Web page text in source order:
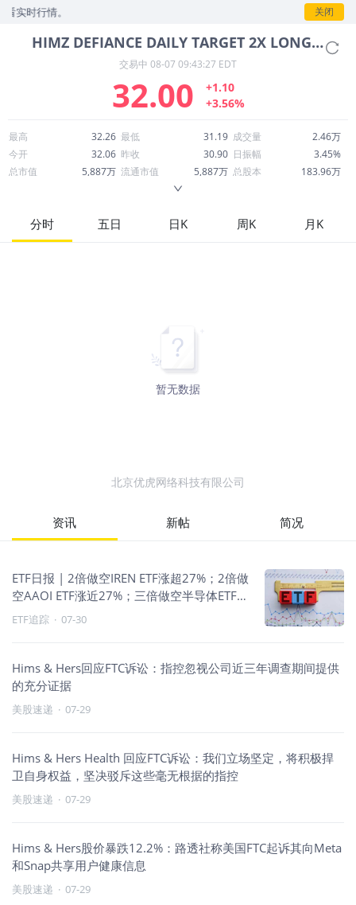
行情。 关闭
HIMZ DEFIANCE DAILY TARGET 2X LONG HIMS ETF
交易中 08-07 09:43:27 EDT
32.00
+1.10
+3.56%
最高 32.26 最低 31.19 成交量
2.46万
今开
32.06 昨收 30.90 日振幅
3.45%
总市值
5,887万 流通市值 5,887万 总股本
183.96万
52周最高
391.58 市盈率
股息
分时 五日 日K 周K 月K
暂无数据
北京优虎网络科技有限公司
资讯 新帖 简况
ETF日报 | 2倍做空IREN ETF涨超27%；2倍做
空AAOI ETF涨近27%；三倍做空半导体ETF涨
超16%；科技做空与原油走强
ETF追踪 · 07-30
Hims & Hers回应FTC诉讼：指控忽视公司近三年调查期间提供
的充分证据
美股速递 · 07-29
Hims & Hers Health 回应FTC诉讼：我们立场坚定，将积极捍
卫自身权益，坚决驳斥这些毫无根据的指控
美股速递 · 07-29
Hims & Hers股价暴跌12.2%：路透社称美国FTC起诉其向Meta
和Snap共享用户健康信息
美股速递 · 07-29